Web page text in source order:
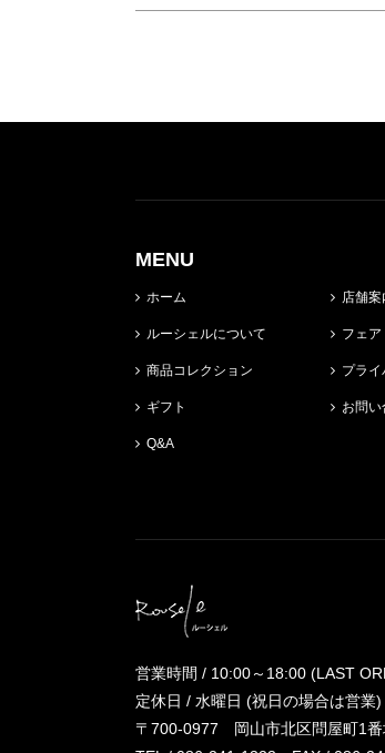
MENU
ホーム
ルーシェルについて
商品コレクション
ギフト
Q&A
店舗案
フェア
プラ
お問
営業時間 / 10:00～18:00 (LAST
定休日 / 水曜日 (祝日の場合は営業)
〒700-0977 岡山市北区問屋町1番